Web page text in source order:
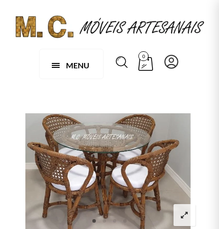
MENU
0